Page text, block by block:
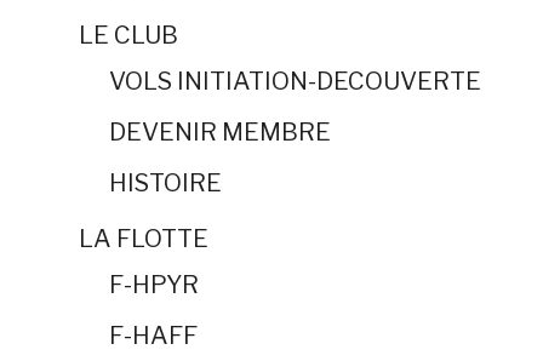
LE CLUB
VOLS INITIATION-DECOUVERTE
DEVENIR MEMBRE
HISTOIRE
LA FLOTTE
F-HPYR
F-HAFF